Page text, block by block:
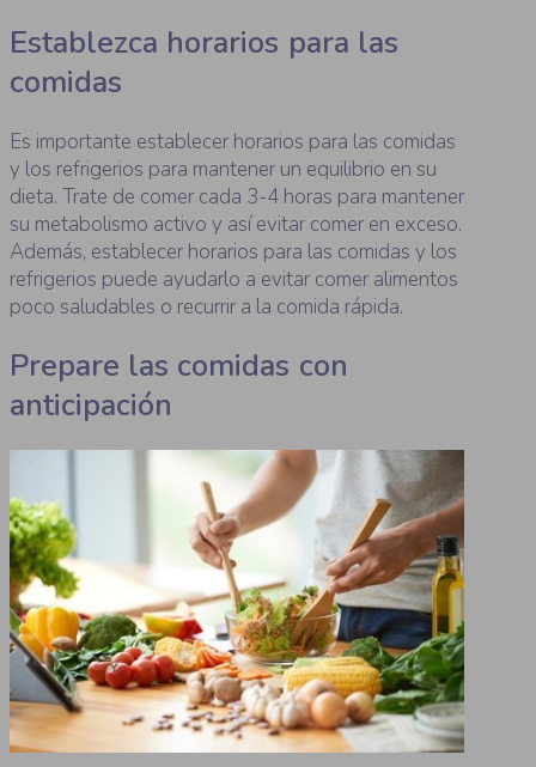
Establezca horarios para las
comidas
Es importante establecer horarios para las comidas
y los refrigerios para mantener un equilibrio en su
dieta. Trate de comer cada 3-4 horas para mantener
su metabolismo activo y así evitar comer en exceso.
Además, establecer horarios para las comidas y los
refrigerios puede ayudarlo a evitar comer alimentos
poco saludables o recurrir a la comida rápida.
Prepare las comidas con
anticipación